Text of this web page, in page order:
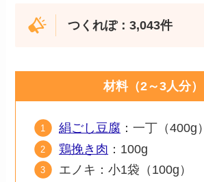
つくれぽ：3,043件
材料（2～3人分）
絹ごし豆腐 ：一丁（400g）
鶏挽き肉 ：100g
エノキ：小1袋（100g）